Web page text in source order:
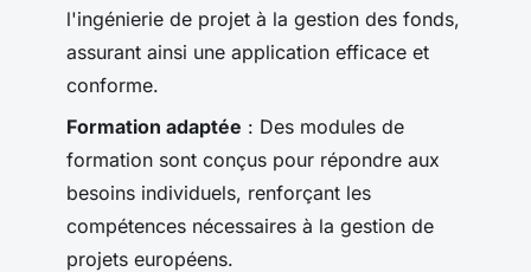
l'ingénierie de projet à la gestion des fonds,
assurant ainsi une application efficace et
conforme.
Formation adaptée : Des modules de
formation sont conçus pour répondre aux
besoins individuels, renforçant les
compétences nécessaires à la gestion de
projets européens.